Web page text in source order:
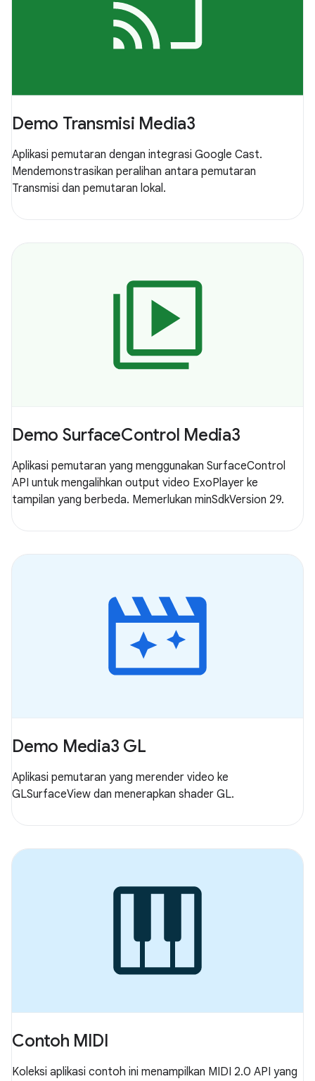
Demo Transmisi Media3
Aplikasi pemutaran dengan integrasi Google Cast.
Mendemonstrasikan peralihan antara pemutaran
Transmisi dan pemutaran lokal.
Demo SurfaceControl Media3
Aplikasi pemutaran yang menggunakan SurfaceControl
API untuk mengalihkan output video ExoPlayer ke
tampilan yang berbeda. Memerlukan minSdkVersion 29.
Demo Media3 GL
Aplikasi pemutaran yang merender video ke
GLSurfaceView dan menerapkan shader GL.
Contoh MIDI
Koleksi aplikasi contoh ini menampilkan MIDI 2.0 API yang